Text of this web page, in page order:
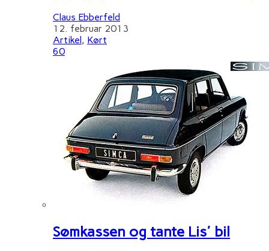
Claus Ebberfeld
12. februar 2013
Artikel, Kørt
60
Sømkassen og tante Lis' bil